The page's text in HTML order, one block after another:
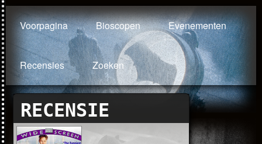
Voorpagina Bioscopen Evenementen
Recensies Zoeken
RECENSIE